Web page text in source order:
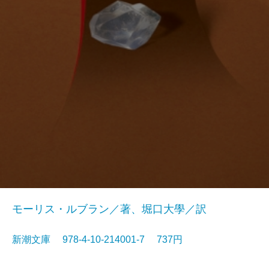
モーリス・ルブラン／著、堀口大學／訳
新潮文庫 978-4-10-214001-7 737円